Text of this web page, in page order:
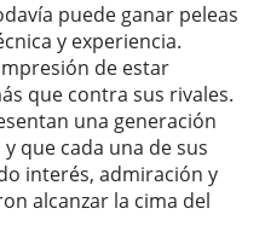
puede ganar peleas
y experiencia.
de estar
que contra sus rivales.
una generación
que cada una de sus
interés, admiración y
alcanzar la cima del